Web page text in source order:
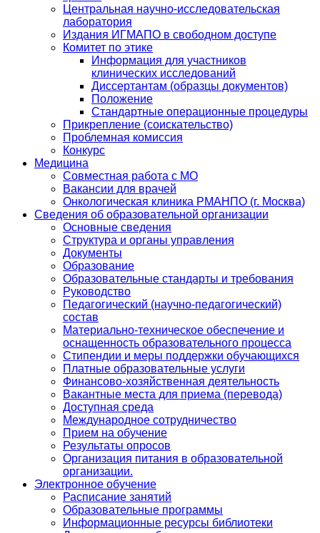
Центральная научно-исследовательская
лаборатория
Издания ИГМАПО в свободном доступе
Комитет по этике
Информация для участников
клинических исследований
Диссертантам (образцы документов)
Положение
Стандартные операционные процедуры
Прикрепление (соискательство)
Проблемная комиссия
Конкурс
Медицина
Совместная работа с МО
Вакансии для врачей
Онкологическая клиника РМАНПО (г. Москва)
Сведения об образовательной организации
Основные сведения
Структура и органы управления
Документы
Образование
Образовательные стандарты и требования
Руководство
Педагогический (научно-педагогический)
состав
Материально-техническое обеспечение и
оснащенность образовательного процесса
Стипендии и меры поддержки обучающихся
Платные образовательные услуги
Финансово-хозяйственная деятельность
Вакантные места для приема (перевода)
Доступная среда
Международное сотрудничество
Прием на обучение
Результаты опросов
Организация питания в образовательной
организации.
Электронное обучение
Расписание занятий
Образовательные программы
Информационные ресурсы библиотеки